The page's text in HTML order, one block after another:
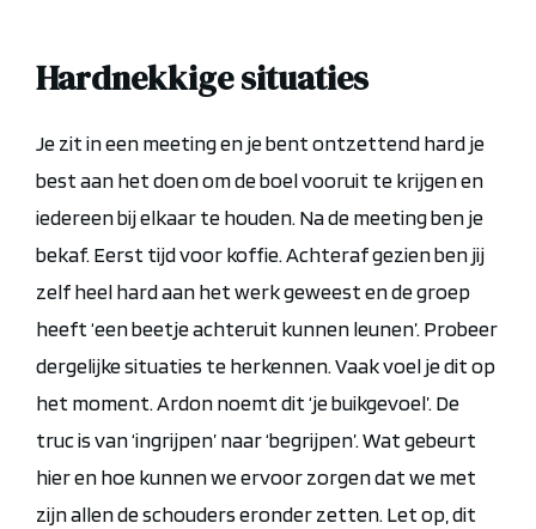
Hardnekkige situaties
Je zit in een meeting en je bent ontzettend hard je
best aan het doen om de boel vooruit te krijgen en
iedereen bij elkaar te houden. Na de meeting ben je
bekaf. Eerst tijd voor koffie. Achteraf gezien ben jij
zelf heel hard aan het werk geweest en de groep
heeft ‘een beetje achteruit kunnen leunen’. Probeer
dergelijke situaties te herkennen. Vaak voel je dit op
het moment. Ardon noemt dit ‘je buikgevoel’. De
truc is van ‘ingrijpen’ naar ‘begrijpen’. Wat gebeurt
hier en hoe kunnen we ervoor zorgen dat we met
zijn allen de schouders eronder zetten. Let op, dit